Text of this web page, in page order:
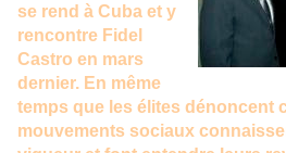
se rend à Cuba et y
rencontre Fidel
Castro en mars
dernier. En même
temps que les élites dénoncent
mouvements sociaux